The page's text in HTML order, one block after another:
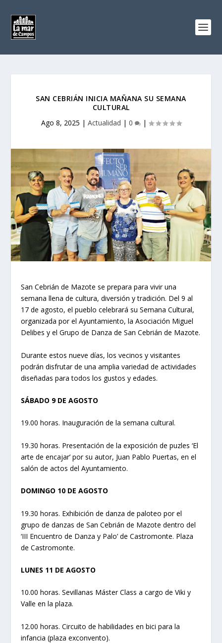
SAN CEBRIÁN INICIA MAÑANA SU SEMANA
CULTURAL
Ago 8, 2025 | Actualidad | 0 |
San Cebrián de Mazote se prepara para vivir una
semana llena de cultura, diversión y tradición. Del 9 al
17 de agosto, el pueblo celebrará su Semana Cultural,
organizada por el Ayuntamiento, la Asociación Miguel
Delibes y el Grupo de Danza de San Cebrián de Mazote.
Durante estos nueve días, los vecinos y visitantes
podrán disfrutar de una amplia variedad de actividades
diseñadas para todos los gustos y edades.
SÁBADO 9 DE AGOSTO
19.00 horas. Inauguración de la semana cultural.
19.30 horas. Presentación de la exposición de puzles ‘El
arte de encajar’ por su autor, Juan Pablo Puertas, en el
salón de actos del Ayuntamiento.
DOMINGO 10 DE AGOSTO
19.30 horas. Exhibición de danza de paloteo por el
grupo de danzas de San Cebrián de Mazote dentro del
‘III Encuentro de Danza y Palo’ de Castromonte. Plaza
de Castromonte.
LUNES 11 DE AGOSTO
10.00 horas. Sevillanas Máster Class a cargo de Viki y
Valle en la plaza.
12.00 horas. Circuito de habilidades en bici para la
infancia (plaza exconvento).